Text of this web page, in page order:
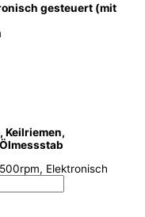
gesteuert (mit
Keilriemen,
Elektronisch